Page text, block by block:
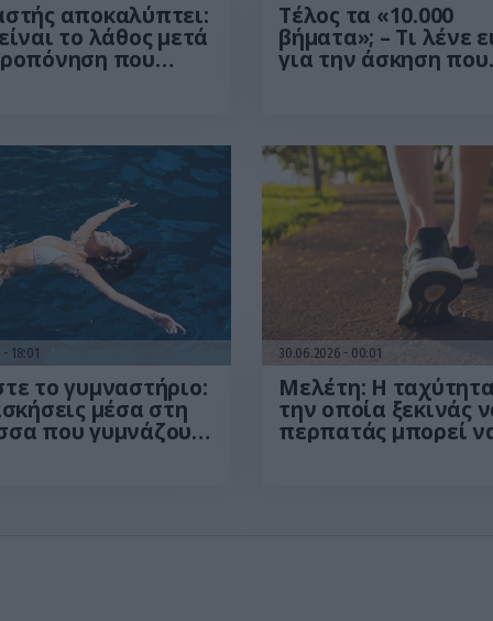
αποκαλύπτει:
το λάθος μετά
που
Τέλος τα «10.000
βήματα»; – Τι λένε
για την άσκηση που
18:01
το γυμναστήριο:
μέσα στη
που γυμνάζουν
30.06.2026 00:01
Μελέτη: Η
την οποία ξεκινάς
περπατάς μπορεί